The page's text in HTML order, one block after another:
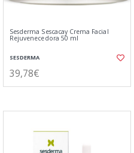
Sesderma Sescacay Crema Facial
Rejuvenecedora 50 ml
SESDERMA
39,78€